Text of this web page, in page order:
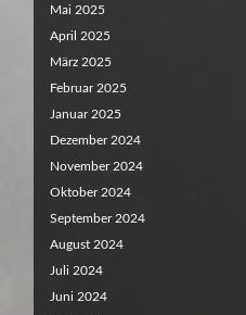
Mai 2025
April 2025
März 2025
Februar 2025
Januar 2025
Dezember 2024
November 2024
Oktober 2024
September 2024
August 2024
Juli 2024
Juni 2024